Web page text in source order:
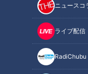
ニュースコ
ライブ配信
RadiChubu
この記事を見たあ